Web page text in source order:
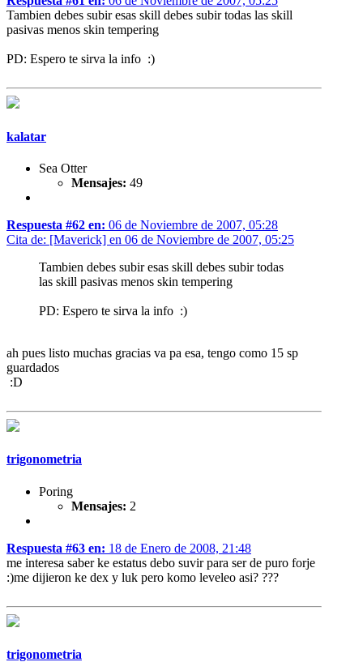
Tambien debes subir esas skill debes subir todas las skill
pasivas menos skin tempering
PD: Espero te sirva la info :)
kalatar
Sea Otter
Mensajes: 49
Respuesta #62 en: 06 de Noviembre de 2007, 05:28
Cita de: [Maverick] en 06 de Noviembre de 2007, 05:25
Tambien debes subir esas skill debes subir todas
las skill pasivas menos skin tempering
PD: Espero te sirva la info :)
ah pues listo muchas gracias va pa esa, tengo como 15 sp
guardados
:D
trigonometria
Poring
Mensajes: 2
Respuesta #63 en: 18 de Enero de 2008, 21:48
me interesa saber ke estatus debo suvir para ser de puro forje
:)me dijieron ke dex y luk pero komo leveleo asi? ???
trigonometria